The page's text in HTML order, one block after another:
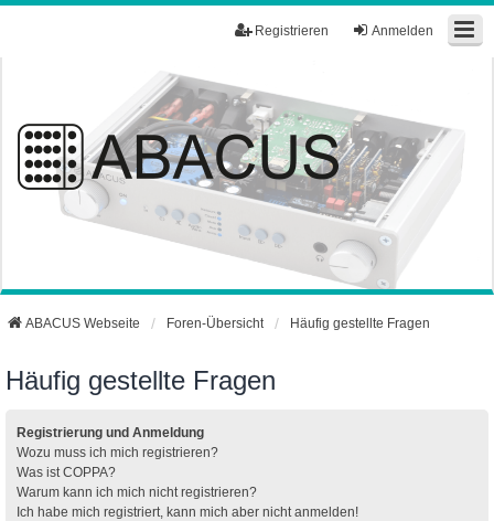
Anmelden
Registrieren
ABACUS Webseite Foren-Übersicht Häufig gestellte Fragen
Häufig gestellte Fragen
Registrierung und Anmeldung
Wozu muss ich mich registrieren?
Was ist COPPA?
Warum kann ich mich nicht registrieren?
Ich habe mich registriert, kann mich aber nicht anmelden!